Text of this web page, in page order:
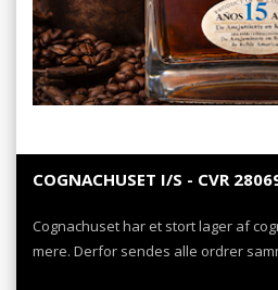
COGNACHUSET I/S - CVR
Cognachuset har et stort lager af
mere. Derfor sendes alle ordrer